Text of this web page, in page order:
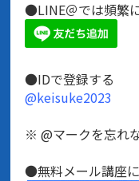
●LINE＠では頻繁
●IDで登録する
@keisuke2023
※ @マークを忘れ
●無料メール講座